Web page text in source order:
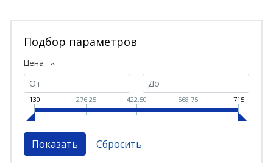
Подбор параметров
Цена
130 276.25 422.50 568.75 715